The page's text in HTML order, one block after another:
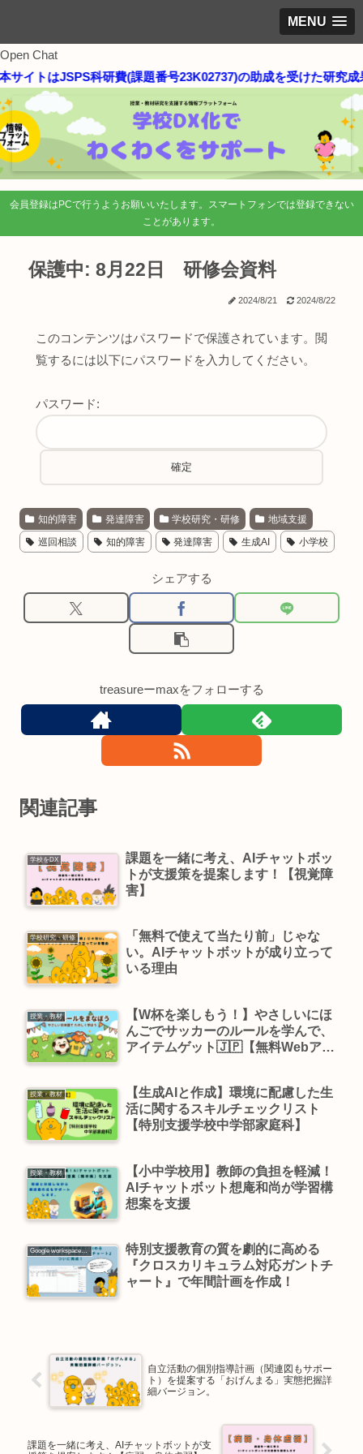
MENU
Open Chat
サイトはJSPS科研費(課題番号23K02737)の助成を受けた研究成
会員登録はPCで行うようお願いいたします。スマートフォンでは登録できない
ことがあります。
保護中: 8月22日 研修会資料
2024/8/21 2024/8/22
このコンテンツはパスワードで保護されています。閲
覧するには以下にパスワードを入力してください。
パスワード:
知的障害 発達障害 学校研究・研修 地域支援
巡回相談 知的障害 発達障害 生成AI 小学校
シェアする
treasureーmaxをフォローする
関連記事
学校をDX
課題を一緒に考え、AIチャットボッ
トが支援策を提案します！【視覚障
害】
学校研究・研修
「無料で使えて当たり前」じゃな
い。AIチャットボットが成り立って
いる理由
授業・教材
【W杯を楽しもう！】やさしいにほ
んごでサッカーのルールを学んで、
アイテムゲット🇯🇵【無料Webアプ
授業・教材
【生成AIと作成】環境に配慮した生
活に関するスキルチェックリスト
【特別支援学校中学部家庭科】
授業・教材
【小中学校用】教師の負担を軽減！
AIチャットボット想庵和尚が学習構
想案を支援
Google workspace活用
特別支援教育の質を劇的に高める
『クロスカリキュラム対応ガントチ
ャート』で年間計画を作成！
自立活動の個別指導計画（関連図もサポー
ト）を提案する「おげんまる」実態把握詳
細バージョン。
課題を一緒に考え、AIチャットボットが支